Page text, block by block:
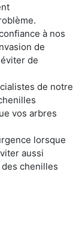
à nos
de
de
de notre
vos arbres
lorsque
aussi
chenilles